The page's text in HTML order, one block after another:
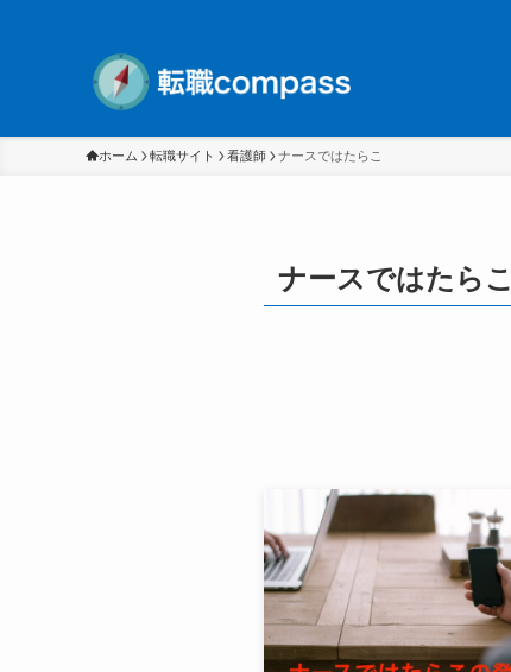
ホーム 転職サイト 看護師 ナースではたらこ
ナースではたらこ